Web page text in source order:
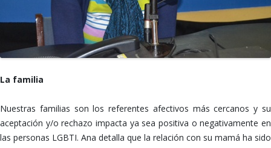
La familia
Nuestras familias son los referentes afectivos más cercanos y su
aceptación y/o rechazo impacta ya sea positiva o negativamente en
las personas LGBTI. Ana detalla que la relación con su mamá ha sido